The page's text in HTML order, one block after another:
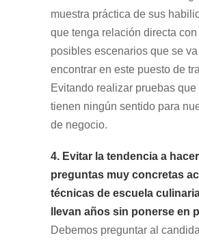
muestra práctica de sus
que tenga relación directa
posibles escenarios que se va
encontrar en este puesto de
Evitando realizar pruebas que
tienen ningún sentido para
de negocio.
4. Evitar la tendencia a hacer
preguntas muy concretas
técnicas de escuela
llevan años sin ponerse en
Debemos preguntar al